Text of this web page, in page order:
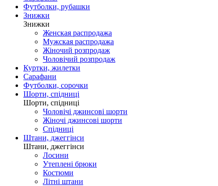
Футболки, рубашки
Знижки
Знижки
Женская распродажа
Мужская распродажа
Жіночий розпродаж
Чоловічий розпродаж
Куртки, жилетки
Сарафани
Футболки, сорочки
Шорти, спідниці
Шорти, спідниці
Чоловічі джинсові шорти
Жіночі джинсові шорти
Спідниці
Штани, джеггінси
Штани, джеггінси
Лосини
Утеплені брюки
Костюми
Літні штани